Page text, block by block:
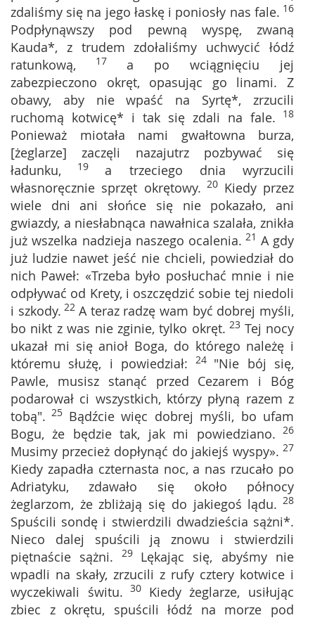
zdaliśmy się na jego łaskę i poniosły nas fale. 16
Podpłynąwszy pod pewną wyspę, zwaną
Kauda*, z trudem zdołaliśmy uchwycić łódź
ratunkową, 17 a po wciągnięciu jej
zabezpieczono okręt, opasując go linami. Z
obawy, aby nie wpaść na Syrtę*, zrzucili
ruchomą kotwicę* i tak się zdali na fale. 18
Ponieważ miotała nami gwałtowna burza,
[żeglarze] zaczęli nazajutrz pozbywać się
ładunku, 19 a trzeciego dnia wyrzucili
własnoręcznie sprzęt okrętowy. 20 Kiedy przez
wiele dni ani słońce się nie pokazało, ani
gwiazdy, a niesłabnąca nawałnica szalała, znikła
już wszelka nadzieja naszego ocalenia. 21 A gdy
już ludzie nawet jeść nie chcieli, powiedział do
nich Paweł: «Trzeba było posłuchać mnie i nie
odpływać od Krety, i oszczędzić sobie tej niedoli
i szkody. 22 A teraz radzę wam być dobrej myśli,
bo nikt z was nie zginie, tylko okręt. 23 Tej nocy
ukazał mi się anioł Boga, do którego należę i
któremu służę, i powiedział: 24 "Nie bój się,
Pawle, musisz stanąć przed Cezarem i Bóg
podarował ci wszystkich, którzy płyną razem z
tobą". 25 Bądźcie więc dobrej myśli, bo ufam
Bogu, że będzie tak, jak mi powiedziano. 26
Musimy przecież dopłynąć do jakiejś wyspy». 27
Kiedy zapadła czternasta noc, a nas rzucało po
Adriatyku, zdawało się około północy
żeglarzom, że zbliżają się do jakiegoś lądu. 28
Spuścili sondę i stwierdzili dwadzieścia sążni*.
Nieco dalej spuścili ją znowu i stwierdzili
piętnaście sążni. 29 Lękając się, abyśmy nie
wpadli na skały, zrzucili z rufy cztery kotwice i
wyczekiwali świtu. 30 Kiedy żeglarze, usiłując
zbiec z okrętu, spuścili łódź na morze pod